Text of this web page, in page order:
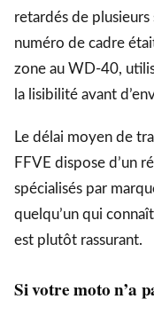
retardés de
numéro de cadre
zone au WD-40,
la lisibilité avant
Le délai moyen de
FFVE dispose d’un
spécialisés par
quelqu’un qui
est plutôt rassurant.
Si votre moto n’a